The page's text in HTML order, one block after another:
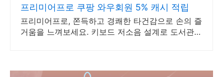
프리미어프로 쿠팡 와우회원 5% 캐시 적립
프리미어프로, 쫀득하고 경쾌한 타건감으로 손의 즐
거움을 느껴보세요. 키보드 저소음 설계로 도서관에